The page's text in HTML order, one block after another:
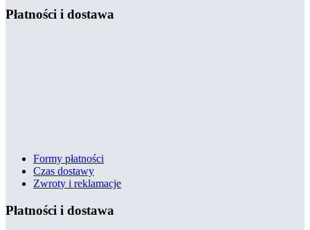
Płatności i dostawa
Formy płatności
Czas dostawy
Zwroty i reklamacje
Płatności i dostawa